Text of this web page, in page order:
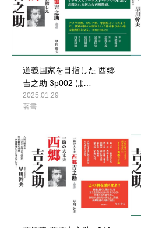
道義国家を目指した 西郷
吉之助 3p002 は…
2025.01.29
著書